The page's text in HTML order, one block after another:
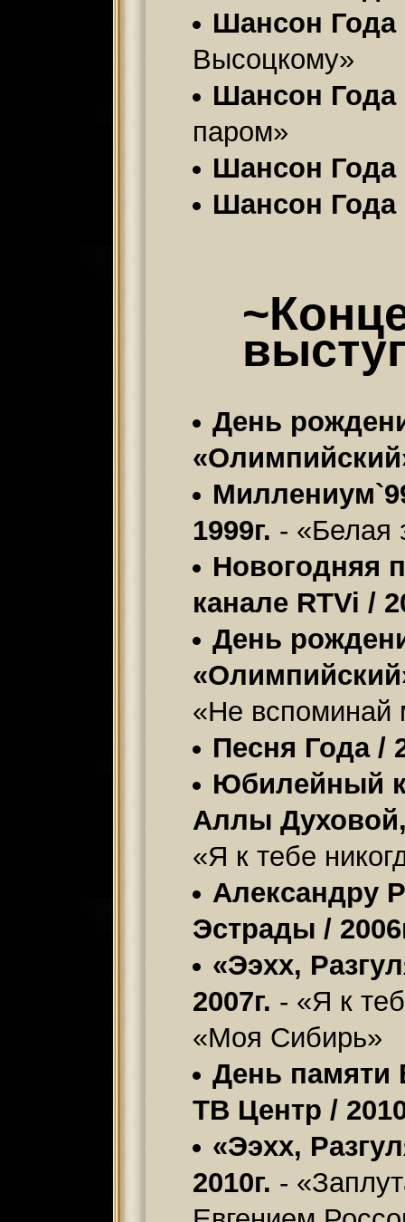
Шансон Года
Высоцкому»
Шансон Года
паром»
Шансон Года
Шансон Года
День
1999г. - «Белая
Новогодняя
канале RTVi /
День
«Не вспоминай
Песня Года /
Юбилейный
Аллы Духовой,
«Я к тебе
Александру
Эстрады /
«Ээхх,
2007г. - «Я к
«Моя Сибирь»
День памяти
ТВ Центр /
«Ээхх,
2010г. -